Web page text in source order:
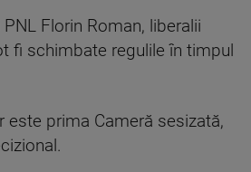
Florin Roman, liberalii
fi schimbate regulile în timpul
este prima Cameră sesizată,